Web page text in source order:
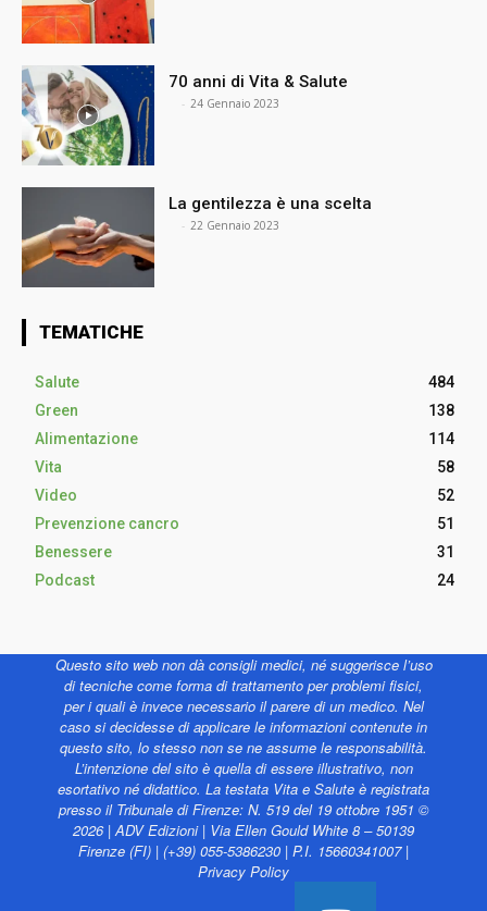
70 anni di Vita & Salute
- 24 Gennaio 2023
La gentilezza è una scelta
- 22 Gennaio 2023
TEMATICHE
Salute
484
Green
138
Alimentazione
114
Vita
58
Video
52
Prevenzione cancro
51
Benessere
31
Podcast
24
Questo sito web non dà consigli medici, né suggerisce l’uso
di tecniche come forma di trattamento per problemi fisici,
per i quali è invece necessario il parere di un medico. Nel
caso si decidesse di applicare le informazioni contenute in
questo sito, lo stesso non se ne assume le responsabilità.
L’intenzione del sito è quella di essere illustrativo, non
esortativo né didattico. La testata Vita e Salute è registrata
presso il Tribunale di Firenze: N. 519 del 19 ottobre 1951 ©
2026 | ADV Edizioni | Via Ellen Gould White 8 – 50139
Firenze (FI) | (+39) 055-5386230 | P.I. 15660341007 |
Privacy Policy